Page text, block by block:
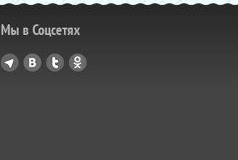
Мы в Соцсетях